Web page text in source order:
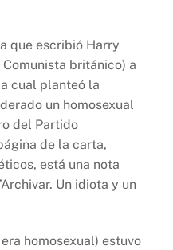
que escribió Harry
británico) a
cual planteó la
un homosexual
del Partido
de la carta,
está una nota
Un idiota y un
homosexual) estuvo